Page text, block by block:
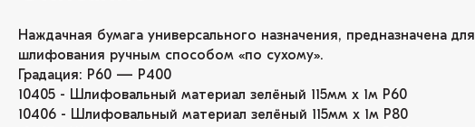
Наждачная бумага универсального назначения, предназначена для
шлифования ручным способом «по сухому».
Градация: P60 — P400
10405 - Шлифовальный материал зелёный 115мм x 1м Р60
10406 - Шлифовальный материал зелёный 115мм x 1м Р80